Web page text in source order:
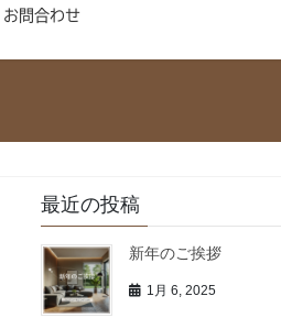
お問合わせ
最近の投稿
新年のご挨拶
1月 6, 2025